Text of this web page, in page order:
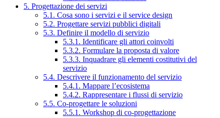
5. Progettazione dei servizi
5.1. Cosa sono i servizi e il service design
5.2. Progettare servizi pubblici digitali
5.3. Definire il modello di servizio
5.3.1. Identificare gli attori coinvolti
5.3.2. Formulare la proposta di valore
5.3.3. Inquadrare gli elementi costitutivi del
servizio
5.4. Descrivere il funzionamento del servizio
5.4.1. Mappare l’ecosistema
5.4.2. Rappresentare i flussi di servizio
5.5. Co-progettare le soluzioni
5.5.1. Workshop di co-progettazione